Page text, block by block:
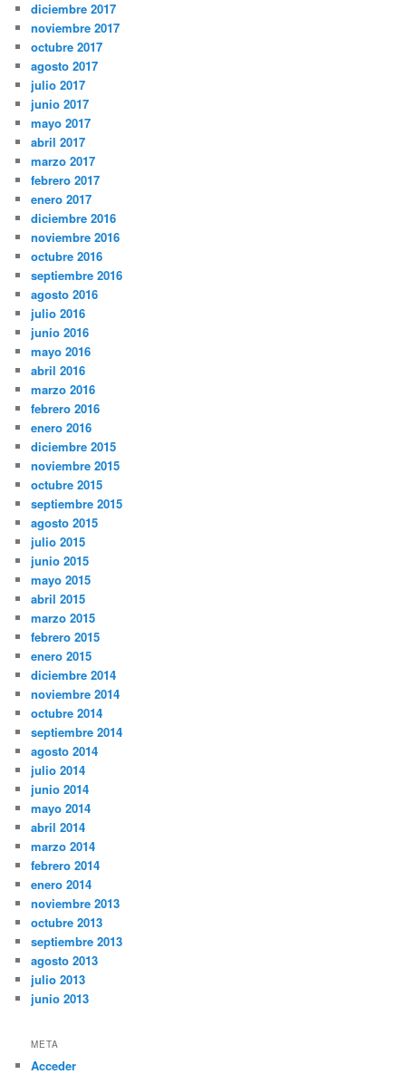
diciembre 2017
noviembre 2017
octubre 2017
agosto 2017
julio 2017
junio 2017
mayo 2017
abril 2017
marzo 2017
febrero 2017
enero 2017
diciembre 2016
noviembre 2016
octubre 2016
septiembre 2016
agosto 2016
julio 2016
junio 2016
mayo 2016
abril 2016
marzo 2016
febrero 2016
enero 2016
diciembre 2015
noviembre 2015
octubre 2015
septiembre 2015
agosto 2015
julio 2015
junio 2015
mayo 2015
abril 2015
marzo 2015
febrero 2015
enero 2015
diciembre 2014
noviembre 2014
octubre 2014
septiembre 2014
agosto 2014
julio 2014
junio 2014
mayo 2014
abril 2014
marzo 2014
febrero 2014
enero 2014
noviembre 2013
octubre 2013
septiembre 2013
agosto 2013
julio 2013
junio 2013
META
Acceder